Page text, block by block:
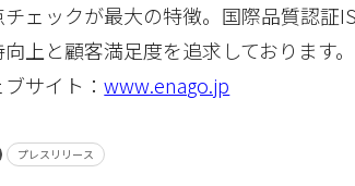
チェックが最大の特徴。国際品質認証
上と顧客満足度を追求しております。
ブサイト：www.enago.jp
プレスリリース